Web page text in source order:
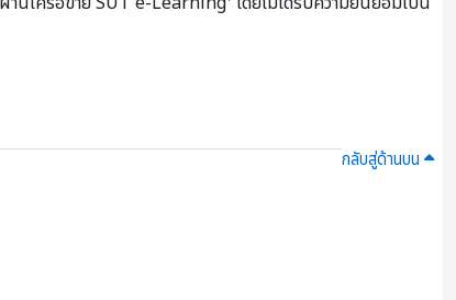
กลับสู่ด้านบน